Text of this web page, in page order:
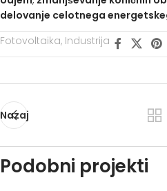
delovanje celotnega
Fotovoltaika, Industrija
Nazaj
Podobni projekti